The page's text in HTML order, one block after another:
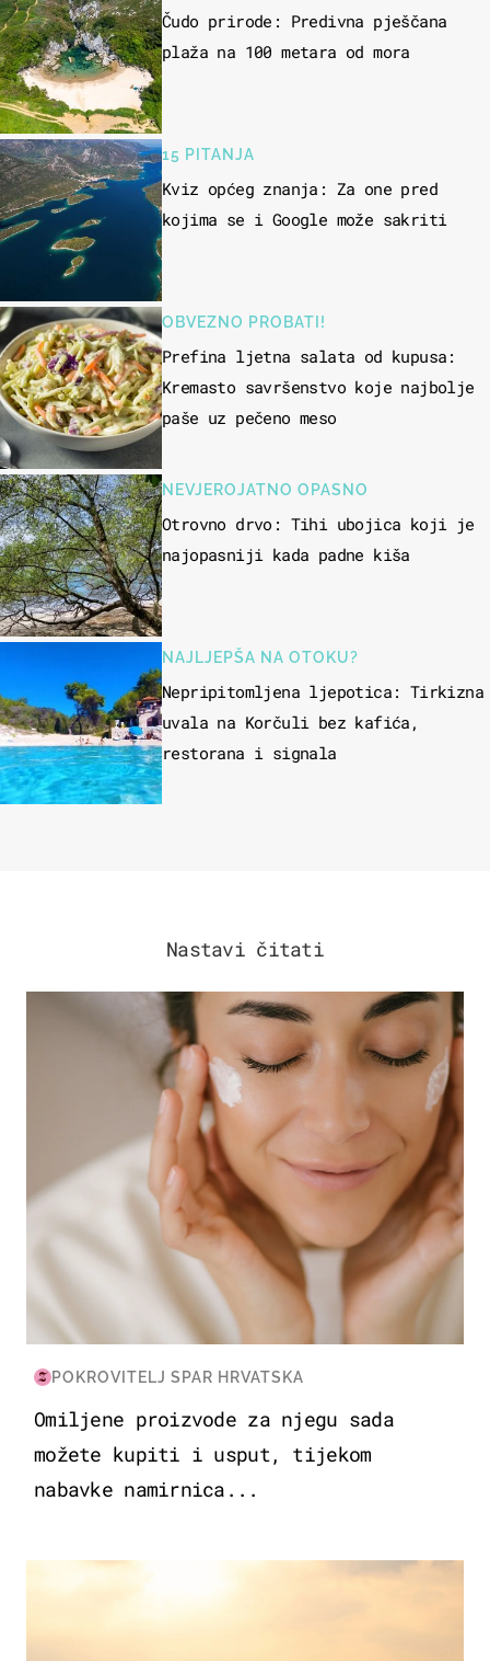
Čudo prirode: Predivna pješčana
plaža na 100 metara od mora
15 PITANJA
Kviz općeg znanja: Za one pred
kojima se i Google može sakriti
OBVEZNO PROBATI!
Prefina ljetna salata od kupusa:
Kremasto savršenstvo koje najbolje
paše uz pečeno meso
NEVJEROJATNO OPASNO
Otrovno drvo: Tihi ubojica koji je
najopasniji kada padne kiša
NAJLJEPŠA NA OTOKU?
Nepripitomljena ljepotica: Tirkizna
uvala na Korčuli bez kafića,
restorana i signala
Nastavi čitati
MODA & LJEPOTA
POKROVITELJ SPAR HRVATSKA
Omiljene proizvode za njegu sada
možete kupiti i usput, tijekom
nabavke namirnica...